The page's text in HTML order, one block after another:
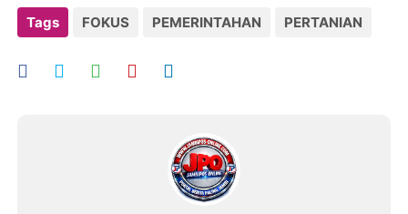
Tags FOKUS PEMERINTAHAN PERTANIAN